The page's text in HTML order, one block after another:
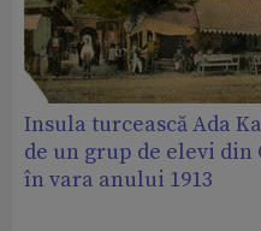
Insula turcească Ada
de un grup de elevi din
în vara anului 1913